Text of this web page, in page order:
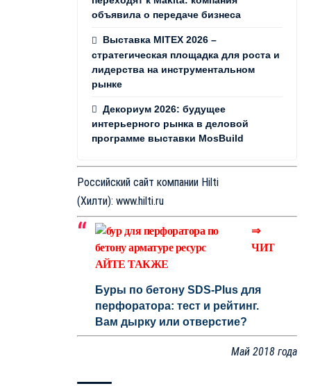
объявила о передаче бизнеса
Выставка MITEX 2026 –
стратегическая площадка для роста и
лидерства на инструментальном
рынке
Декориум 2026: будущее
интерьерного рынка в деловой
программе выставки MosBuild
Российский сайт компании Hilti
(Хилти): www.hilti.ru
⇒
ЧИТ
АЙТЕ ТАКЖЕ
Буры по бетону SDS-Plus для
перфоратора: тест и рейтинг.
Вам дырку или отверстие?
Май 2018 года